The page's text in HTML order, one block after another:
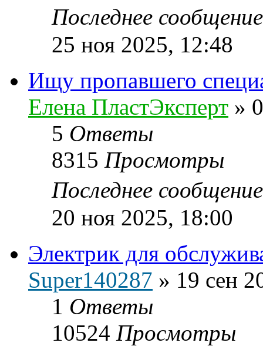
Последнее
25 ноя 2025, 12:48
Ищу пропавшего
Елена ПластЭксперт »
5 Ответы
8315 Просмотры
Последнее
20 ноя 2025, 18:00
Электрик для
Super140287 » 19 сен
1 Ответы
10524 Просмотры